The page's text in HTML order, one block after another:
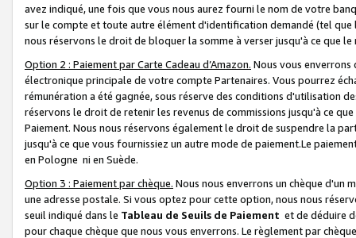
avez indiqué, une fois que vous nous aurez fourni le nom de votre
sur le compte et toute autre élément d'identification demandé (tel que
nous réservons le droit de bloquer la somme à verser jusqu'à ce que
Option 2 : Paiement par Carte Cadeau d’Amazon. Nous vous
électronique principale de votre compte Partenaires. Vous pourrez
rémunération a été gagnée, sous réserve des conditions d'utilisation
réservons le droit de retenir les revenus de commissions jusqu'à ce
Paiement. Nous nous réservons également le droit de suspendre la
jusqu'à ce que vous fournissiez un autre mode de paiement.Le
en Pologne ni en Suède.
Option 3 : Paiement par chèque. Nous nous enverrons un chèque d'un
une adresse postale. Si vous optez pour cette option, nous nous
seuil indiqué dans le Tableau de Seuils de Paiement et de déduire
pour chaque chèque que nous vous enverrons. Le règlement par